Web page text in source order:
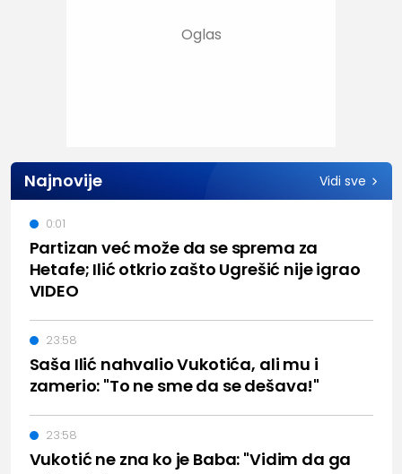
Najnovije Vidi sve
Partizan već može da se sprema za
Hetafe; Ilić otkrio zašto Ugrešić nije igrao
VIDEO
0:01
Saša Ilić nahvalio Vukotića, ali mu i
zamerio: "To ne sme da se dešava!"
23:58
Vukotić ne zna ko je Baba: "Vidim da ga
23:58